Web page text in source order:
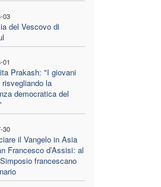
03
del Vescovo di
01
Prakash: "I giovani
la
democratica del
30
il Vangelo in Asia
Francesco d’Assisi: al
francescano